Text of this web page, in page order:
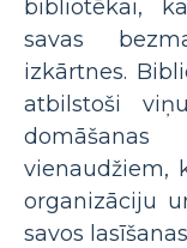
bibliotēkai,
savas
izkārtnes.
atbilstoši
vienaudžiem,
organizāciju
savos